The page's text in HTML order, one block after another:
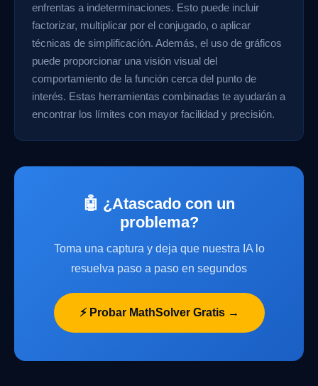
enfrentas a indeterminaciones. Esto puede incluir
factorizar, multiplicar por el conjugado, o aplicar
técnicas de simplificación. Además, el uso de gráficos
puede proporcionar una visión visual del
comportamiento de la función cerca del punto de
interés. Estas herramientas combinadas te ayudarán a
encontrar los límites con mayor facilidad y precisión.
🤖 ¿Atascado con un
problema?
Toma una captura y deja que nuestra IA lo
resuelva paso a paso en segundos
⚡ Probar MathSolver Gratis →